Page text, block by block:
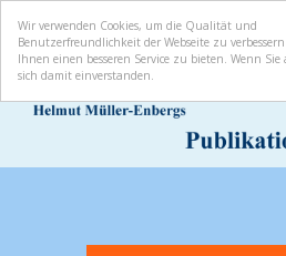
Wir verwenden Cookies, um die Qualität und
Benutzerfreundlichkeit der Webseite zu
Ihnen einen besseren Service zu bieten. Wenn
sich damit einverstanden.